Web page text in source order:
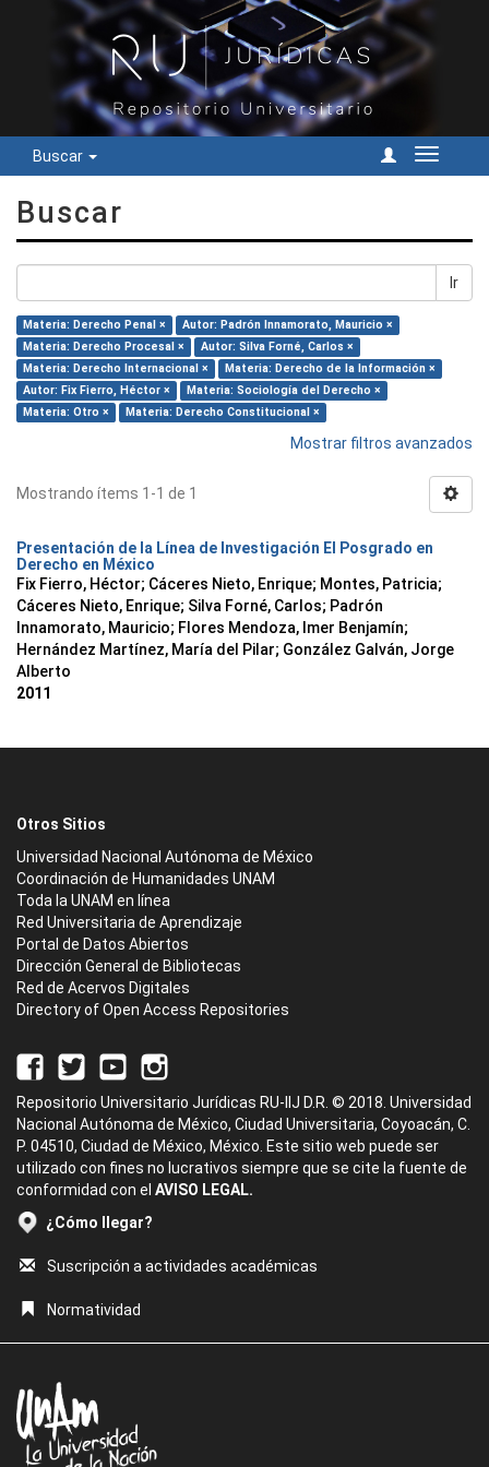
Buscar
Cambiar
Buscar
Ir
Materia: Derecho Penal ×
Autor: Padrón Innamorato, Mauricio ×
Materia: Derecho Procesal ×
Autor: Silva Forné, Carlos ×
Materia: Derecho Internacional ×
Materia: Derecho de la Información ×
Autor: Fix Fierro, Héctor ×
Materia: Sociología del Derecho ×
Materia: Otro ×
Materia: Derecho Constitucional ×
Mostrar filtros avanzados
Mostrando ítems 1-1 de 1
Presentación de la Línea de Investigación El Posgrado en
Derecho en México
Fix Fierro, Héctor; Cáceres Nieto, Enrique; Montes, Patricia;
Cáceres Nieto, Enrique; Silva Forné, Carlos; Padrón
Innamorato, Mauricio; Flores Mendoza, Imer Benjamín;
Hernández Martínez, María del Pilar; González Galván, Jorge
Alberto
2011
Otros Sitios
Universidad Nacional Autónoma de México
Coordinación de Humanidades UNAM
Toda la UNAM en línea
Red Universitaria de Aprendizaje
Portal de Datos Abiertos
Dirección General de Bibliotecas
Red de Acervos Digitales
Directory of Open Access Repositories
Repositorio Universitario Jurídicas RU-IIJ D.R. © 2018. Universidad
Nacional Autónoma de México, Ciudad Universitaria, Coyoacán, C.
P. 04510, Ciudad de México, México. Este sitio web puede ser
utilizado con fines no lucrativos siempre que se cite la fuente de
conformidad con el AVISO LEGAL.
¿Cómo llegar?
Suscripción a actividades académicas
Normatividad